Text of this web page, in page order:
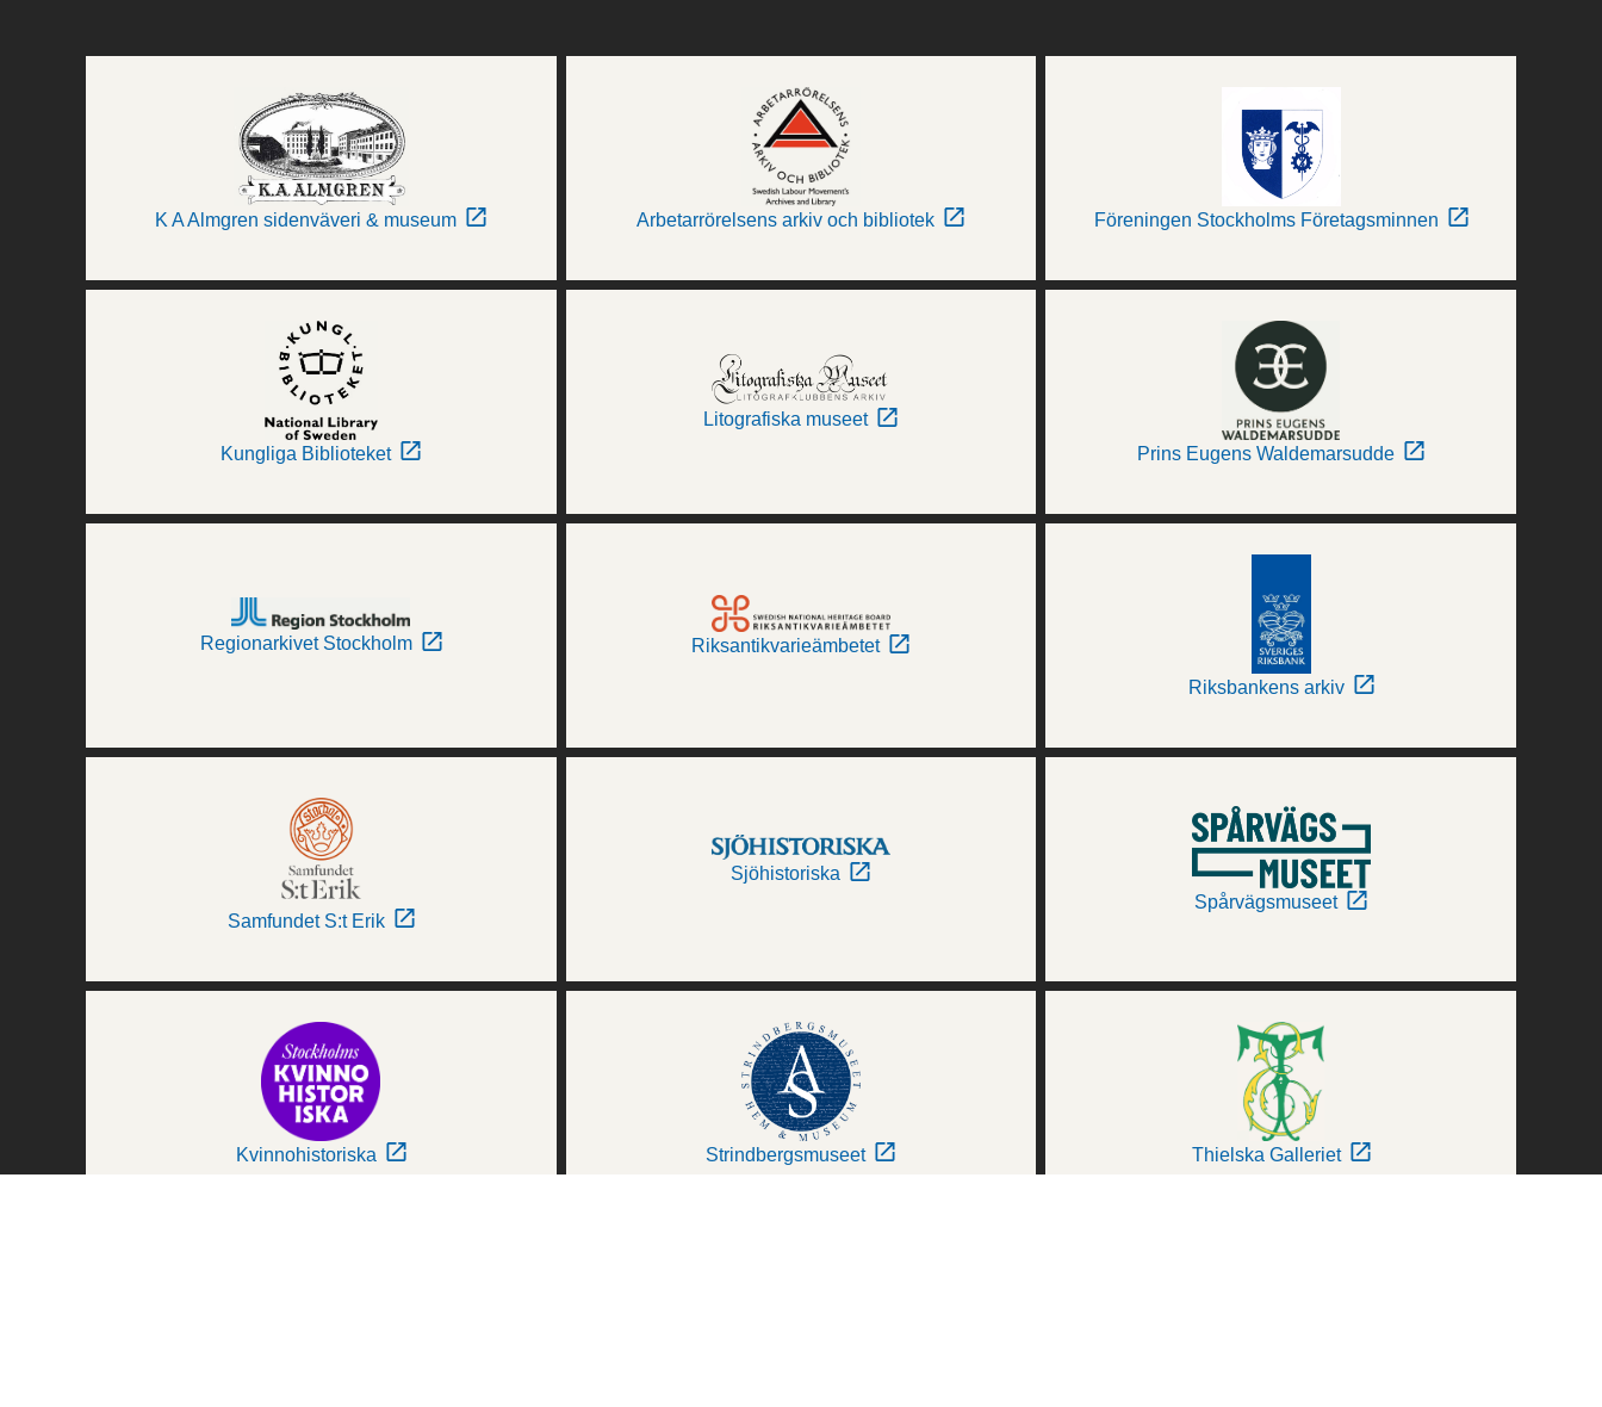
K A Almgren sidenväveri & museum Arbetarrörelsens arkiv och bibliotek Föreningen Stockholms Företagsminnen
Kungliga Biblioteket
Litografiska museet
Prins Eugens Waldemarsudde
Regionarkivet Stockholm Riksantikvarieämbetet
Riksbankens arkiv
Samfundet S:t Erik
Sjöhistoriska
Spårvägsmuseet
Kvinnohistoriska Strindbergsmuseet Thielska Galleriet